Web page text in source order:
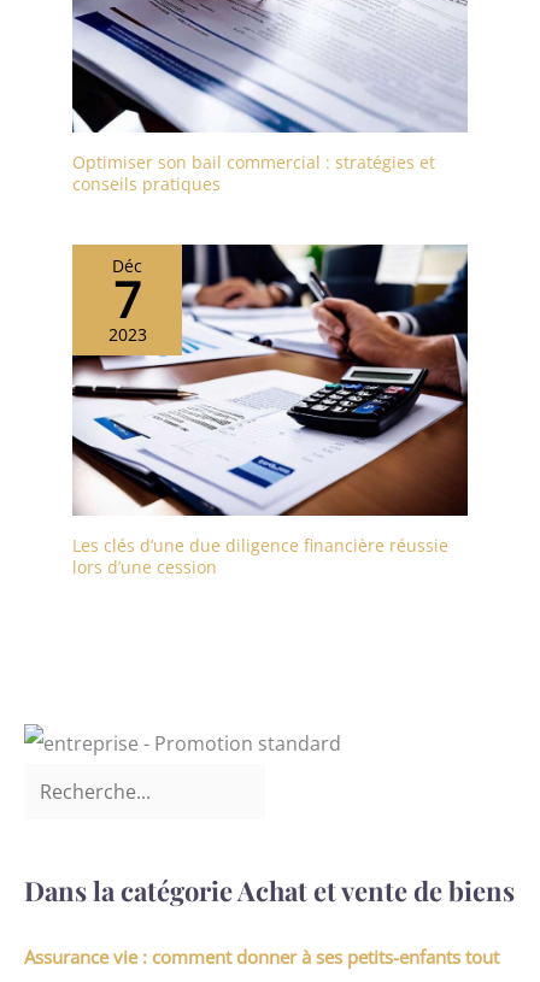
Optimiser son bail commercial : stratégies et
conseils pratiques
Déc
7
2023
Les clés d’une due diligence financière réussie
lors d’une cession
Dans la catégorie Achat et vente de biens
Assurance vie : comment donner à ses petits-enfants tout